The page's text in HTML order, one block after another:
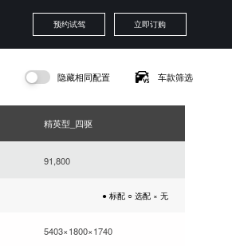
预约试驾 立即订购
隐藏相同配置 车款筛选
精英型_四驱
91,800
● 标配 ○ 选配 × 无
5403×1800×1740